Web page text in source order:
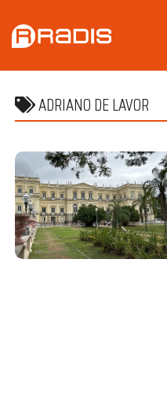
ADRIANO DE LAVOR